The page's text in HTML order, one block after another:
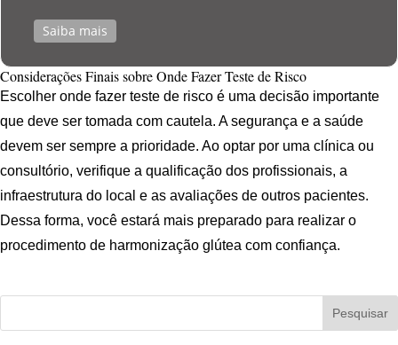
Saiba mais
Considerações Finais sobre Onde Fazer Teste de Risco
Escolher onde fazer teste de risco é uma decisão importante
que deve ser tomada com cautela. A segurança e a saúde
devem ser sempre a prioridade. Ao optar por uma clínica ou
consultório, verifique a qualificação dos profissionais, a
infraestrutura do local e as avaliações de outros pacientes.
Dessa forma, você estará mais preparado para realizar o
procedimento de harmonização glútea com confiança.
Pesquisar